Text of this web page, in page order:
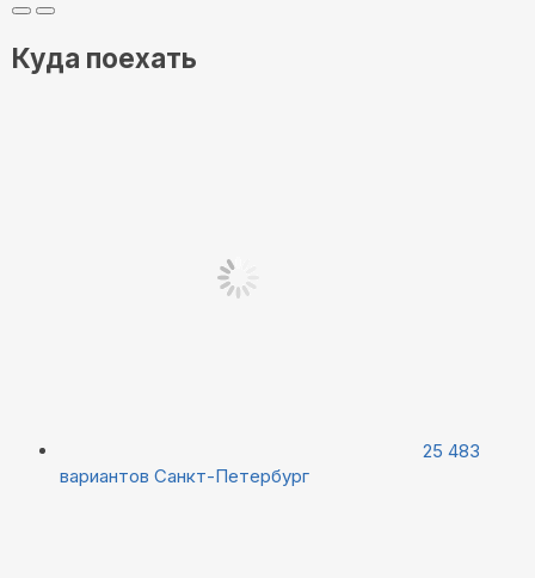
Куда поехать
25 483
вариантов Санкт-Петербург